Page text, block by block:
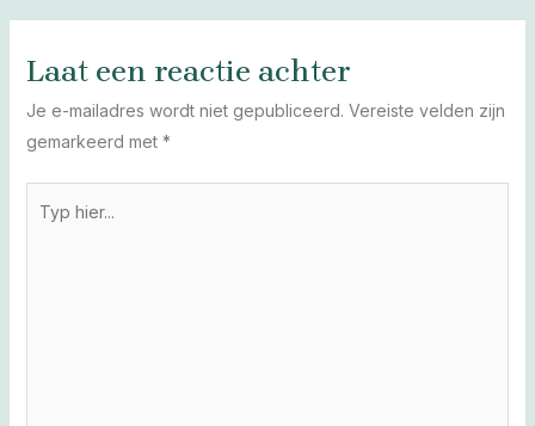
Laat een reactie achter
Je e-mailadres wordt niet gepubliceerd. Vereiste velden zijn
gemarkeerd met *
hier...